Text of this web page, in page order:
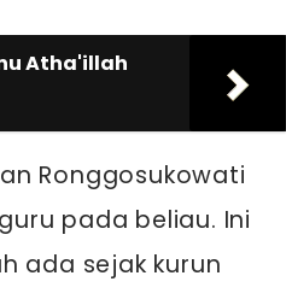
Atha'illah
Ronggosukowati
pada beliau. Ini
ada sejak kurun